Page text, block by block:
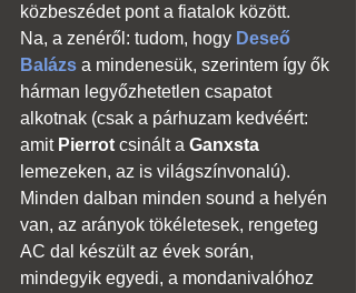
közbeszédet pont a fiatalok között.
Na, a zenéről: tudom, hogy Deseő
Balázs a mindenesük, szerintem így ők
hárman legyőzhetetlen csapatot
alkotnak (csak a párhuzam kedvéért:
amit Pierrot csinált a Ganxsta
lemezeken, az is világszínvonalú).
Minden dalban minden sound a helyén
van, az arányok tökéletesek, rengeteg
AC dal készült az évek során,
mindegyik egyedi, a mondanivalóhoz